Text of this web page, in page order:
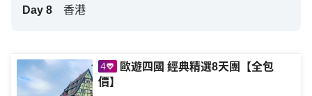
Day 8 香港
歐遊四國 經典精選8天團【全包
價】